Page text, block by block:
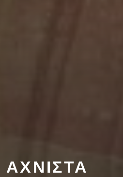
ΑΧΝΙΣΤΆ